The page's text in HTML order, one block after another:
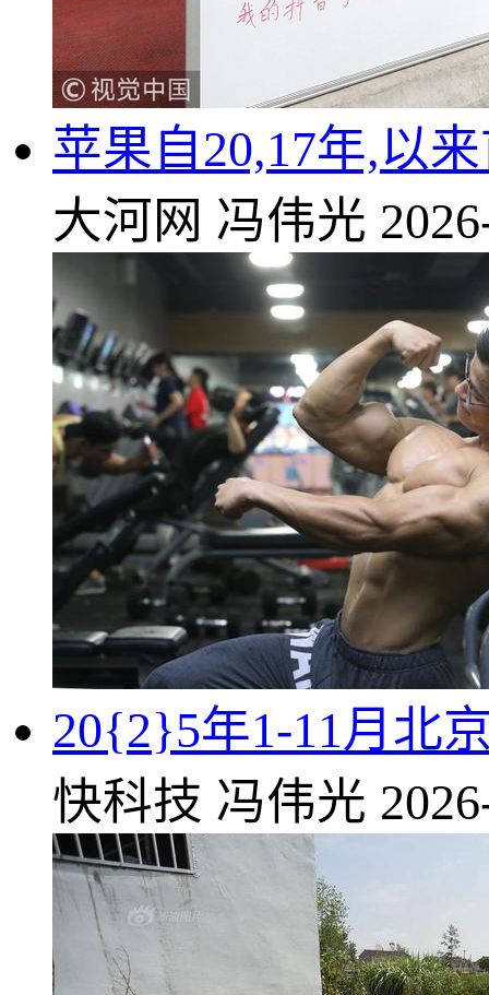
苹果自20,17年,以
大河网 冯伟光
20{2}5年1-11月北
快科技 冯伟光